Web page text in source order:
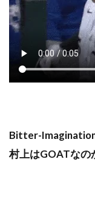
Bitter-
村上はGOATなの